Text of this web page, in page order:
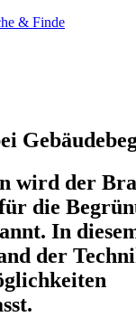
& Finde
wird der
die
In
der